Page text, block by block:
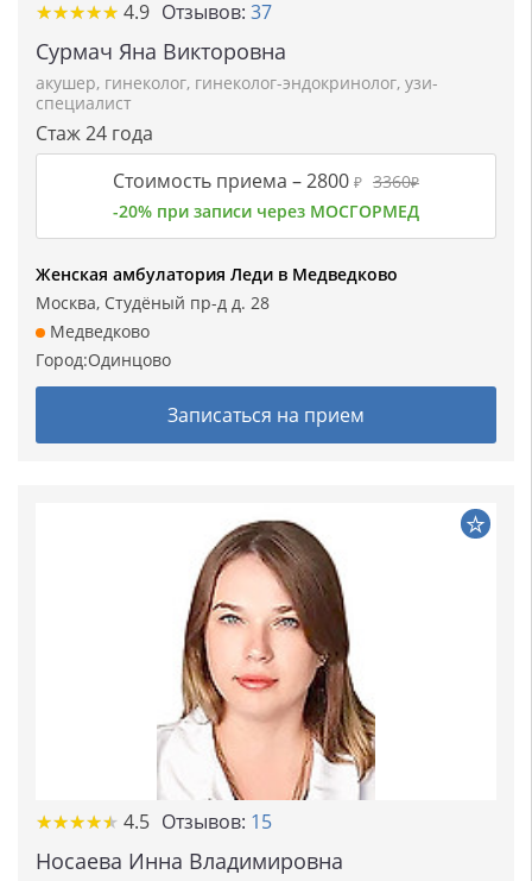
★★★★★
★★★★★ 4.9 Отзывов: 37
Сурмач Яна Викторовна
акушер, гинеколог, гинеколог-эндокринолог, узи-
специалист
Стаж 24 года
Стоимость приема –2800 ₽ 3360₽
-20% при записи через МОСГОРМЕД
Женская амбулатория Леди в Медведково
Москва, Студёный пр-д д. 28
Медведково
Город:Одинцово
Записаться на прием
★★★★★
★★★★★ 4.5 Отзывов: 15
Носаева Инна Владимировна